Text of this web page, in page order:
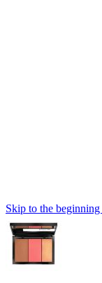
Skip to the